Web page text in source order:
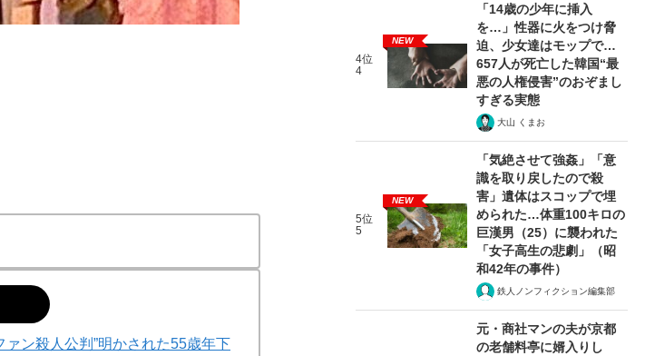
3/4
ン殺人公判”明かされた55歳年下
4位
4
NEW
「14歳の少年に挿入
を…」性器に火をつけ脅
迫、少女達はモップで…
657人が死亡した韓国“最
悪の人権侵害”のおぞまし
すぎる実態
大山 くまお
5位
5
NEW
「気絶させて強姦」「意
識を取り戻したので殺
害」遺体はスコップで埋
められた…体重100キロの
巨漢男（25）に襲われた
「女子高生の悲劇」（昭
和42年の事件）
鉄人ノンフィクション編集部
元・商社マンの夫が京都
の老舗料亭に婿入りし